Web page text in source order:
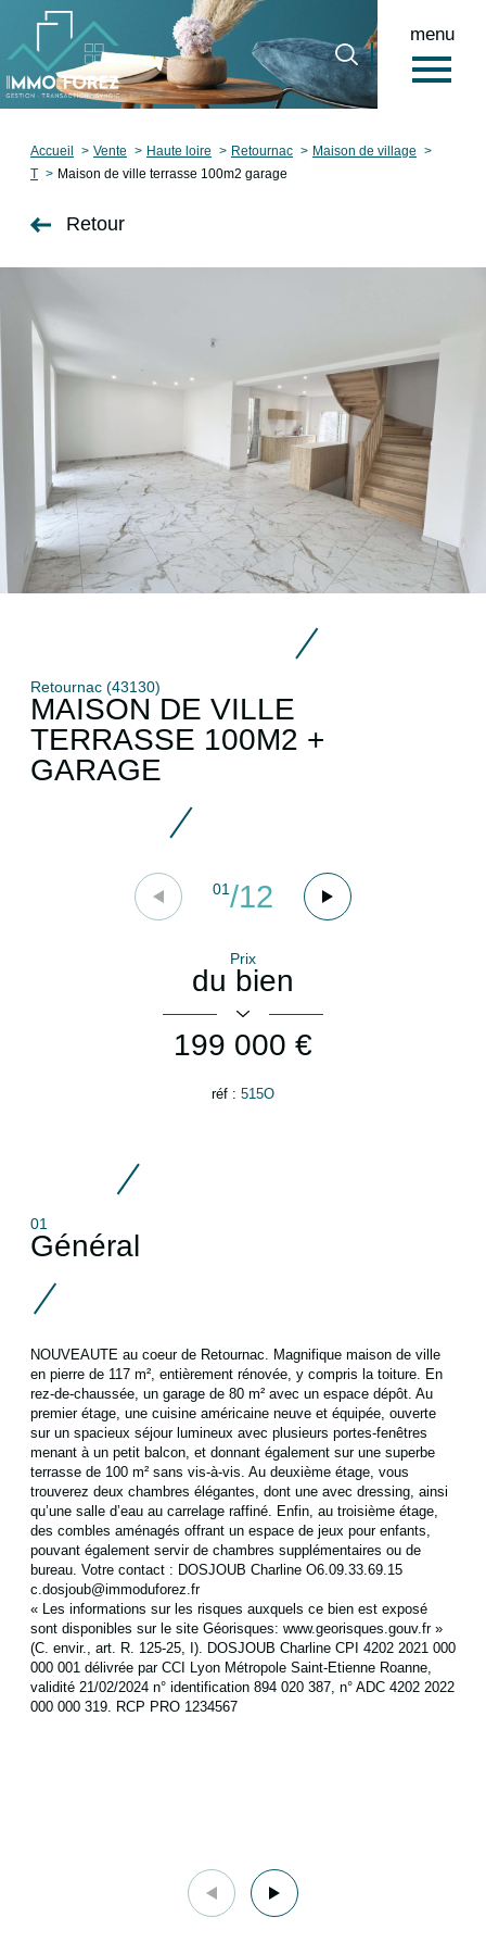
menu
Accueil
0
Accueil Vente Haute loire Retournac
Maison de village
T
Maison de ville terrasse 100m2 garage
Retour
Retournac (43130)
MAISON DE VILLE
TERRASSE 100M2 +
GARAGE
01/12
Prix
du bien
199 000 €
réf : 515O
01
Général
NOUVEAUTE au coeur de Retournac. Magnifique maison de ville
en pierre de 117 m², entièrement rénovée, y compris la toiture. En
rez-de-chaussée, un garage de 80 m² avec un espace dépôt. Au
premier étage, une cuisine américaine neuve et équipée, ouverte
sur un spacieux séjour lumineux avec plusieurs portes-fenêtres
menant à un petit balcon, et donnant également sur une superbe
terrasse de 100 m² sans vis-à-vis. Au deuxième étage, vous
trouverez deux chambres élégantes, dont une avec dressing, ainsi
qu’une salle d’eau au carrelage raffiné. Enfin, au troisième étage,
des combles aménagés offrant un espace de jeux pour enfants,
pouvant également servir de chambres supplémentaires ou de
bureau. Votre contact : DOSJOUB Charline O6.09.33.69.15
c.dosjoub@immoduforez.fr
« Les informations sur les risques auxquels ce bien est exposé
sont disponibles sur le site Géorisques: www.georisques.gouv.fr »
(C. envir., art. R. 125-25, I). DOSJOUB Charline CPI 4202 2021 000
000 001 délivrée par CCI Lyon Métropole Saint-Etienne Roanne,
validité 21/02/2024 n° identification 894 020 387, n° ADC 4202 2022
000 000 319. RCP PRO 1234567